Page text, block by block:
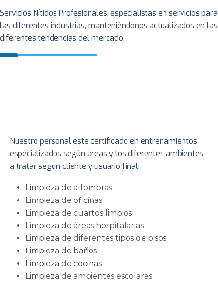
Servicios Nítidos Profesionales, especialistas en servicios para
las diferentes industrias, manteniéndonos actualizados en las
diferentes tendencias del mercado.
Nuestro personal este certificado en entrenamientos
especializados según áreas y los diferentes ambientes
a tratar según cliente y usuario final:
Limpieza de alfombras
Limpieza de oficinas
Limpieza de cuartos limpios
Limpieza de áreas hospitalarias
Limpieza de diferentes tipos de pisos
Limpieza de baños
Limpieza de cocinas
Limpieza de ambientes escolares